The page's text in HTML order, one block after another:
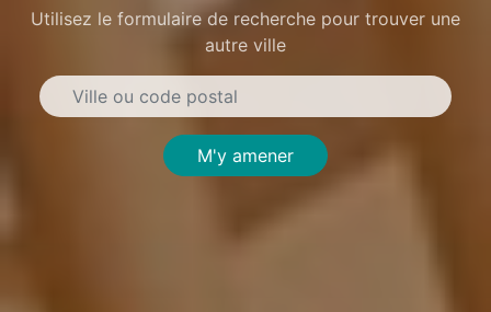
Utilisez le formulaire de recherche pour trouver une
autre ville
M'y amener